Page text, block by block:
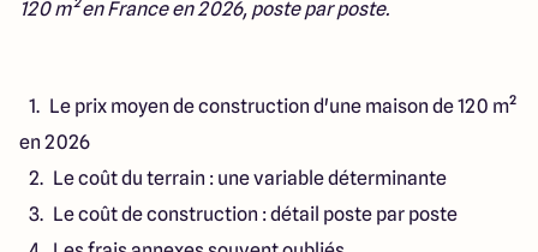
120 m² en France en 2026, poste par poste.
Le prix moyen de construction d'une maison de 120 m²
en 2026
Le coût du terrain : une variable déterminante
Le coût de construction : détail poste par poste